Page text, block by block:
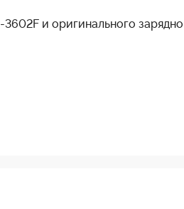
и оригинального